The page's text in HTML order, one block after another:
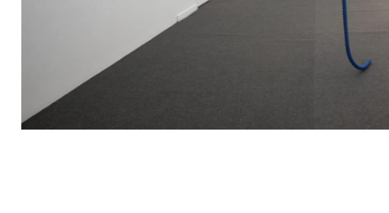
Sam
Sep
Exposition collective